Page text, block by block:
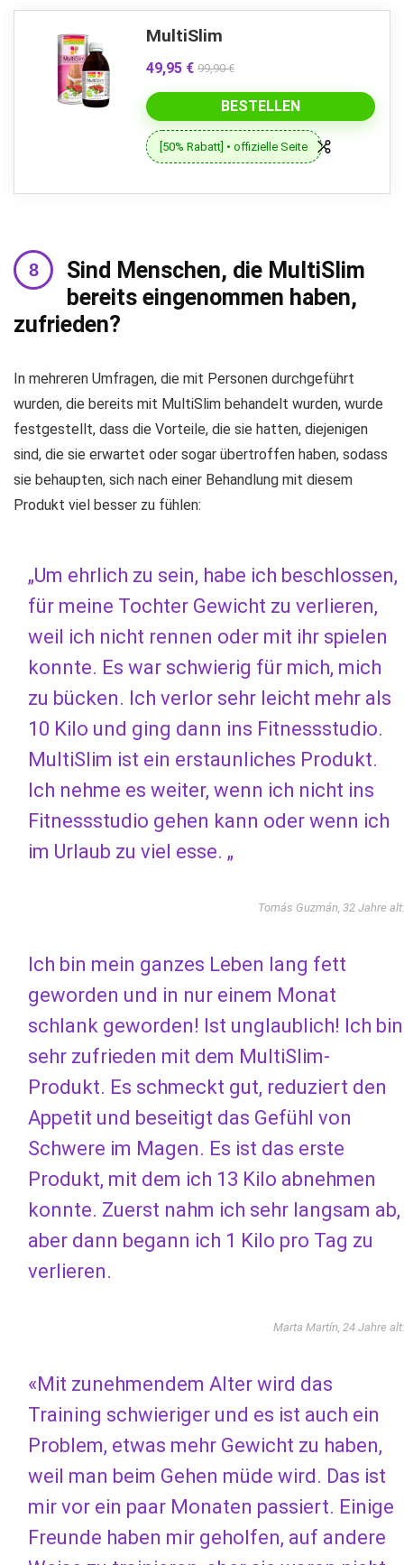
MultiSlim
49,95 € 99,90 €
BESTELLEN
[50% Rabatt] • offizielle Seite
Sind Menschen, die MultiSlim
bereits eingenommen haben,
zufrieden?
In mehreren Umfragen, die mit Personen durchgeführt
wurden, die bereits mit MultiSlim behandelt wurden, wurde
festgestellt, dass die Vorteile, die sie hatten, diejenigen
sind, die sie erwartet oder sogar übertroffen haben, sodass
sie behaupten, sich nach einer Behandlung mit diesem
Produkt viel besser zu fühlen:
„Um ehrlich zu sein, habe ich beschlossen,
für meine Tochter Gewicht zu verlieren,
weil ich nicht rennen oder mit ihr spielen
konnte. Es war schwierig für mich, mich
zu bücken. Ich verlor sehr leicht mehr als
10 Kilo und ging dann ins Fitnessstudio.
MultiSlim ist ein erstaunliches Produkt.
Ich nehme es weiter, wenn ich nicht ins
Fitnessstudio gehen kann oder wenn ich
im Urlaub zu viel esse. „
Tomás Guzmán, 32 Jahre alt:
Ich bin mein ganzes Leben lang fett
geworden und in nur einem Monat
schlank geworden! Ist unglaublich! Ich bin
sehr zufrieden mit dem MultiSlim-
Produkt. Es schmeckt gut, reduziert den
Appetit und beseitigt das Gefühl von
Schwere im Magen. Es ist das erste
Produkt, mit dem ich 13 Kilo abnehmen
konnte. Zuerst nahm ich sehr langsam ab,
aber dann begann ich 1 Kilo pro Tag zu
verlieren.
Marta Martín, 24 Jahre alt:
«Mit zunehmendem Alter wird das
Training schwieriger und es ist auch ein
Problem, etwas mehr Gewicht zu haben,
weil man beim Gehen müde wird. Das ist
mir vor ein paar Monaten passiert. Einige
Freunde haben mir geholfen, auf andere